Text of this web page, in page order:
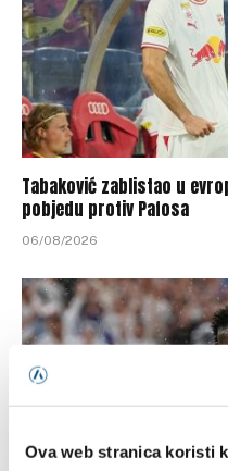
Ova web stranica koristi
Tabaković zablistao u
pobjedu protiv Pafosa
06/08/2026